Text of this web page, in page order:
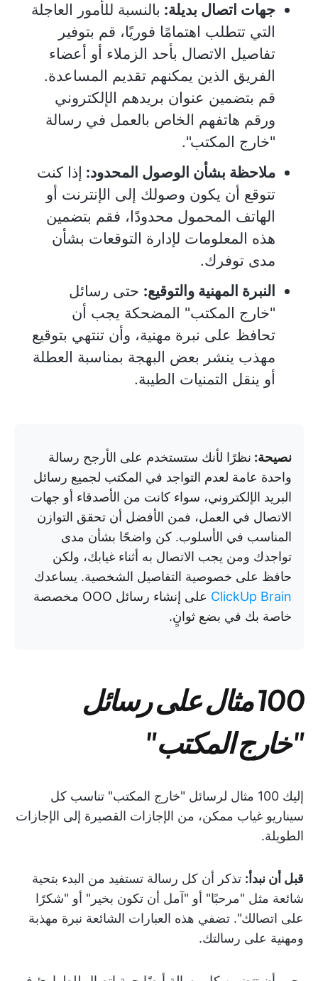
جهات اتصال بديلة: بالنسبة للأمور العاجلة
التي تتطلب اهتمامًا فوريًا، قم بتوفير
تفاصيل الاتصال بأحد الزملاء أو أعضاء
الفريق الذين يمكنهم تقديم المساعدة.
قم بتضمين عنوان بريدهم الإلكتروني
ورقم هاتفهم الخاص بالعمل في رسالة
"خارج المكتب".
ملاحظة بشأن الوصول المحدود: إذا كنت
تتوقع أن يكون وصولك إلى الإنترنت أو
الهاتف المحمول محدودًا، فقم بتضمين
هذه المعلومات لإدارة التوقعات بشأن
مدى توفرك.
النبرة المهنية والتوقيع: حتى رسائل
"خارج المكتب" المضحكة يجب أن
تحافظ على نبرة مهنية، وأن تنتهي بتوقيع
مهذب ينشر بعض البهجة بمناسبة العطلة
أو ينقل التمنيات الطيبة.
نصيحة: نظرًا لأنك ستستخدم على الأرجح رسالة
واحدة عامة لعدم التواجد في المكتب لجميع رسائل
البريد الإلكتروني، سواء كانت من الأصدقاء أو جهات
الاتصال في العمل، فمن الأفضل أن تحقق التوازن
المناسب في الأسلوب. كن واضحًا بشأن مدى
تواجدك ومن يجب الاتصال به أثناء غيابك، ولكن
حافظ على خصوصية التفاصيل الشخصية. يساعدك
ClickUp Brain
على إنشاء رسائل OOO مخصصة
خاصة بك في بضع ثوانٍ.
100 مثال على رسائل
"خارج المكتب"
إليك 100 مثال لرسائل "خارج المكتب" تناسب كل
سيناريو غياب ممكن، من الإجازات القصيرة إلى الإجازات
الطويلة.
قبل أن نبدأ: تذكر أن كل رسالة تستفيد من البدء بتحية
شائعة مثل "مرحبًا" أو "آمل أن تكون بخير" أو "شكرًا
على اتصالك". تضفي هذه العبارات الشائعة نبرة مهذبة
ومهنية على رسالتك.